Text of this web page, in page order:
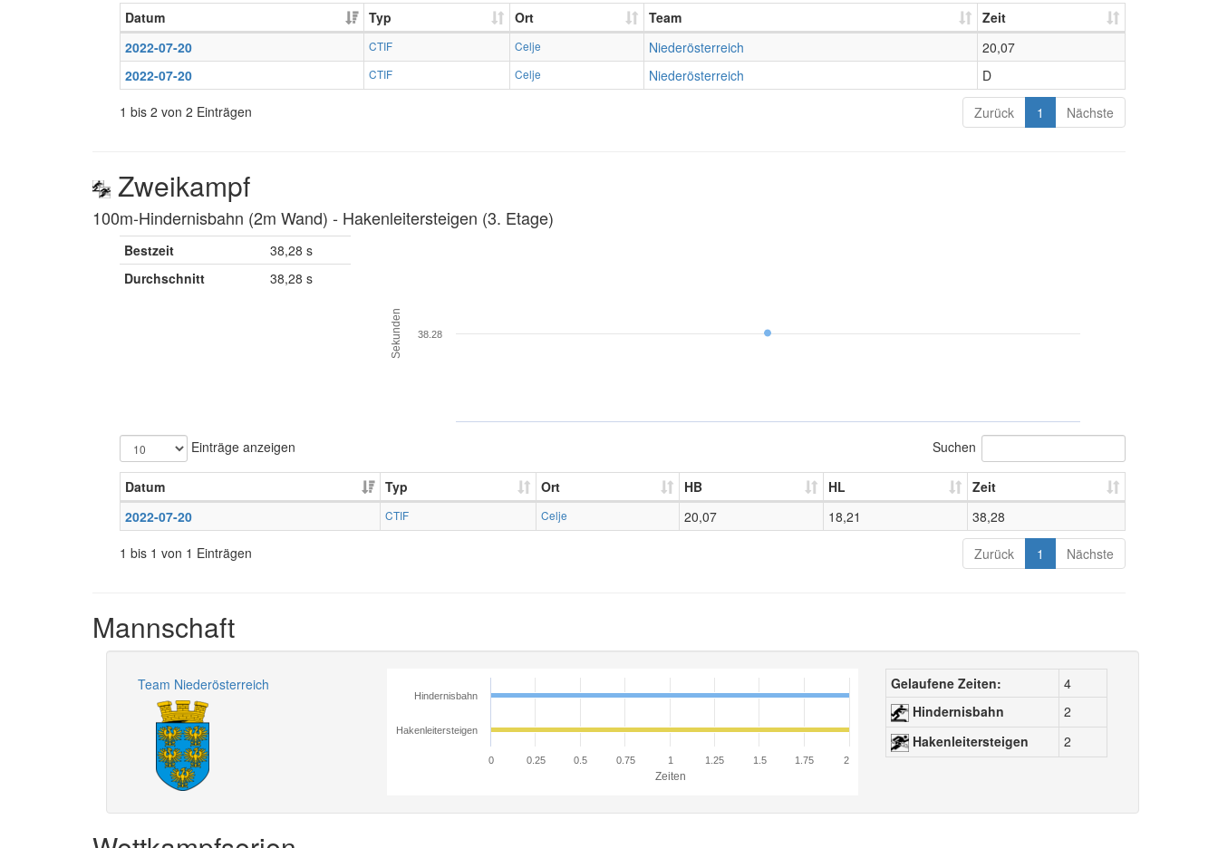
Datum Typ Ort Team
Zeit
2022-07-20
CTIF Celje Niederösterreich
20,07
2022-07-20
CTIF Celje Niederösterreich
D
1 bis 2 von 2 Einträgen
Zurück 1 Nächste
Zweikampf
100m-Hindernisbahn (2m Wand) ‐ Hakenleitersteigen (3. Etage)
Bestzeit
38,28 s
Durchschnitt
38,28 s
Sekunden 38.28
Einträge anzeigen Suchen
Datum Typ Ort HB HL
Zeit
2022-07-20
CTIF Celje 20,07 18,21
38,28
1 bis 1 von 1 Einträgen
Zurück 1 Nächste
Mannschaft
Team Niederösterreich
Zeiten
Hindernisbahn
Hakenleitersteigen
0 0.25 0.5 0.75 1 1.25 1.5 1.75 2
Gelaufene Zeiten:
4
Hindernisbahn
2
Hakenleitersteigen
2